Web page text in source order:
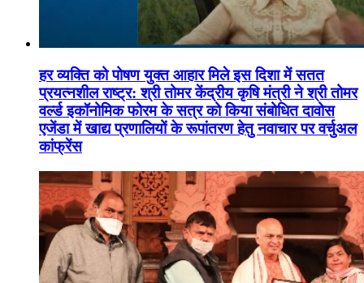
हर व्यक्ति को पोषण युक्त आहार मिले इस दिशा में सतत
प्रयत्नशील राष्ट्र: श्री तोमर केंद्रीय कृषि मंत्री ने श्री तोमर
वर्ल्ड इकॉनोमिक फोरम के सत्र को किया संबोधित दावोस
एजेंडा में खाद्य प्रणालियों के रूपांतरण हेतु नवाचार पर वर्चुअल
कांफ्रेंस